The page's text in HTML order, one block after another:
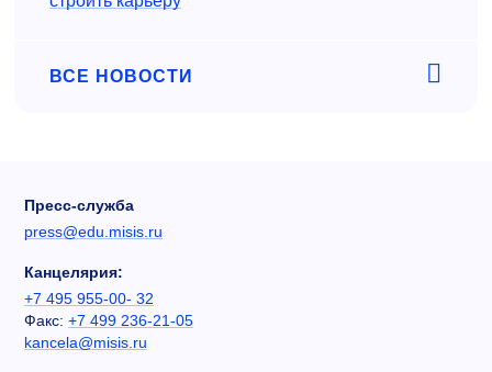
ВСЕ НОВОСТИ
Пресс-служба
press@edu.misis.ru
Канцелярия:
+7 495 955-00- 32
Факс: +7 499 236-21-05
kancela@misis.ru